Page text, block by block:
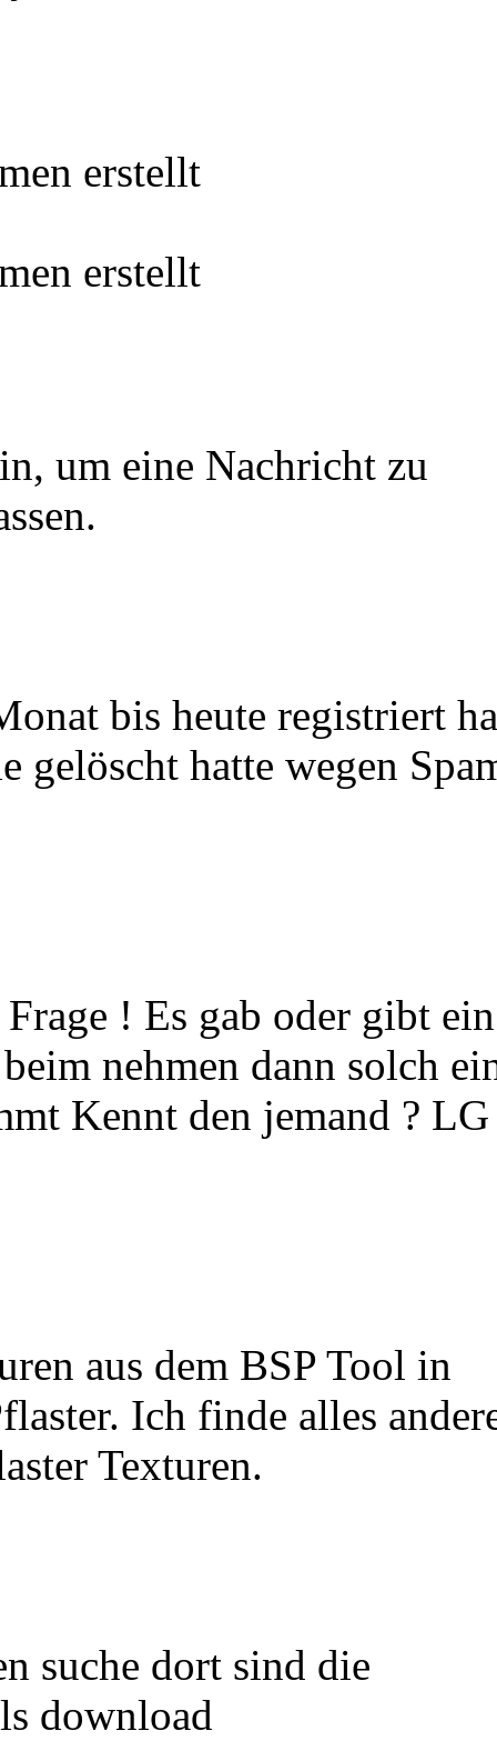
erstellt
erstellt
um eine Nachricht zu
bis heute registriert
gelöscht hatte wegen
! Es gab oder gibt ein
nehmen dann solch
Kennt den jemand ? LG
aus dem BSP Tool in
Ich finde alles
Texturen.
suche dort sind die
download